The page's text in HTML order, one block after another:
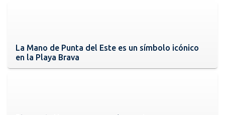
La Mano de Punta del Este es un símbolo icónico
en la Playa Brava